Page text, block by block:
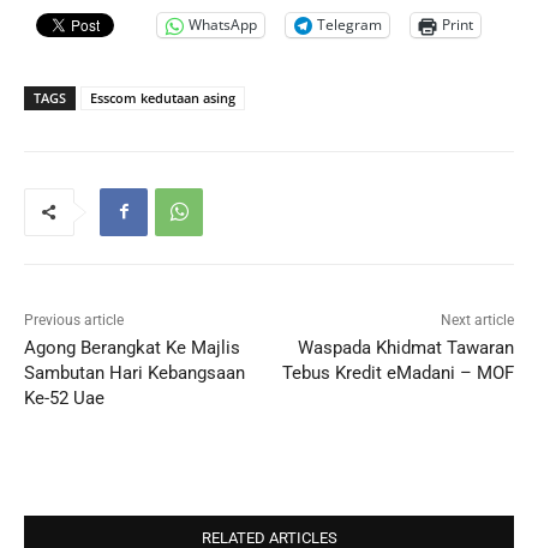
WhatsApp Telegram Print
TAGS Esscom kedutaan asing
Previous article
Agong Berangkat Ke Majlis
Sambutan Hari Kebangsaan
Ke-52 Uae
Next article
Waspada Khidmat Tawaran
Tebus Kredit eMadani – MOF
RELATED ARTICLES